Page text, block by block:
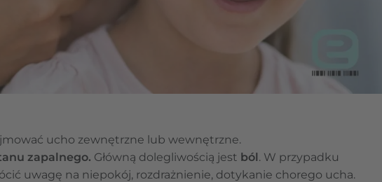
ucho zewnętrzne lub wewnętrzne.
zapalnego. Główną dolegliwością jest ból. W przypadku
uwagę na niepokój, rozdrażnienie, dotykanie chorego ucha.